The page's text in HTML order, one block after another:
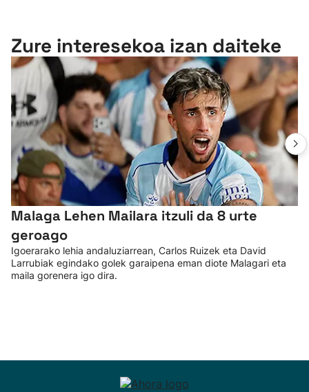
Zure interesekoa izan daiteke
Malaga Lehen Mailara itzuli da 8 urte
geroago
Igoerarako lehia andaluziarrean, Carlos Ruizek eta David
Larrubiak egindako golek garaipena eman diote Malagari eta
maila gorenera igo dira.